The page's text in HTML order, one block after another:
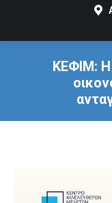
ΚΕΦΙΜ: Η